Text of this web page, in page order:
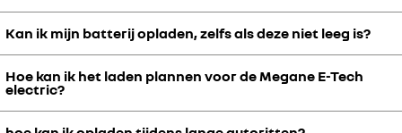
De nieuwe Megane E-Tech electric opladen:
- Thuis laad je eenvoudig op via eenwallbox.
- Onderweg kun je gebruikmaken van een van de vele openbare
laadpunten. Maak je een lange rit en wil je snel bijladen? Maak dan
routeplanner om het dichtstbijzijnde laadpunt eenvoudig te
Kan ik mijn batterij opladen, zelfs als deze niet leeg is?
De batterij van de Megane E-Tech electric heeft geen geheugen. De
lithium-ion-technologie die in deze batterij wordt gebruikt, is de
beste op de markt. Dit betekent dat je kunt opladen wanneer je
Hoe kan ik het laden plannen voor de Megane E-Tech
electric?